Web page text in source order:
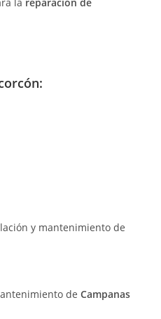
y mantenimiento de
de Campanas